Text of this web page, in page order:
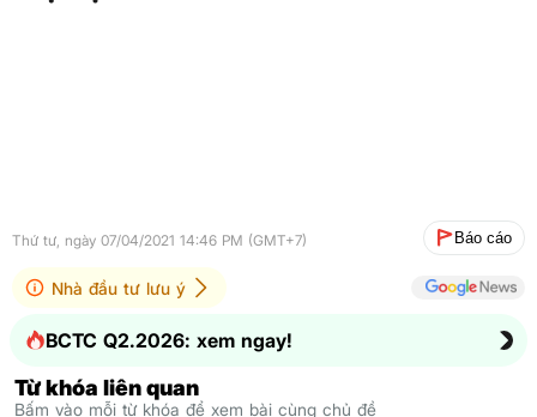
Thứ tư, ngày 07/04/2021 14:46 PM (GMT+7) Báo cáo
Nhà đầu tư lưu ý
BCTC Q2.2026: xem ngay!
Từ khóa liên quan
Bấm vào mỗi từ khóa để xem bài cùng chủ đề